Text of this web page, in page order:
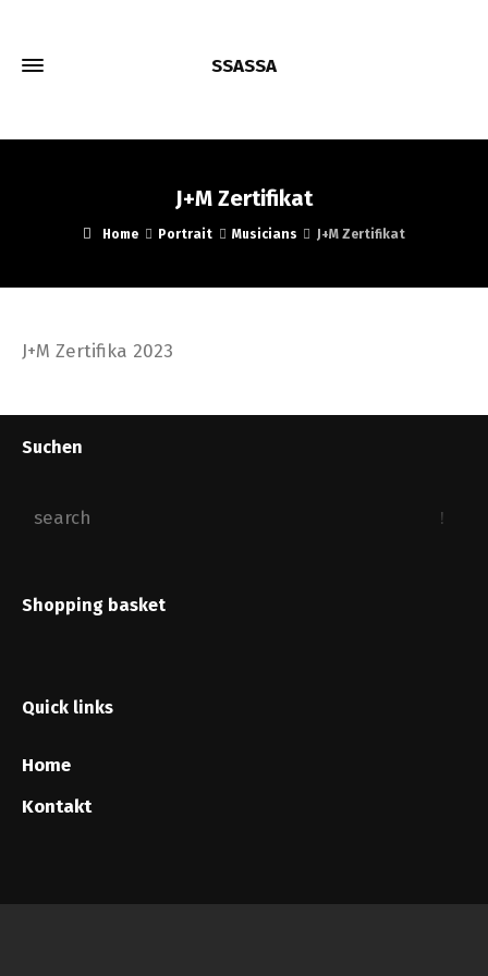
SSASSA
J+M Zertifikat
Home Portrait Musicians J+M Zertifikat
J+M Zertifika 2023
Suchen
Shopping basket
Quick links
Home
Kontakt